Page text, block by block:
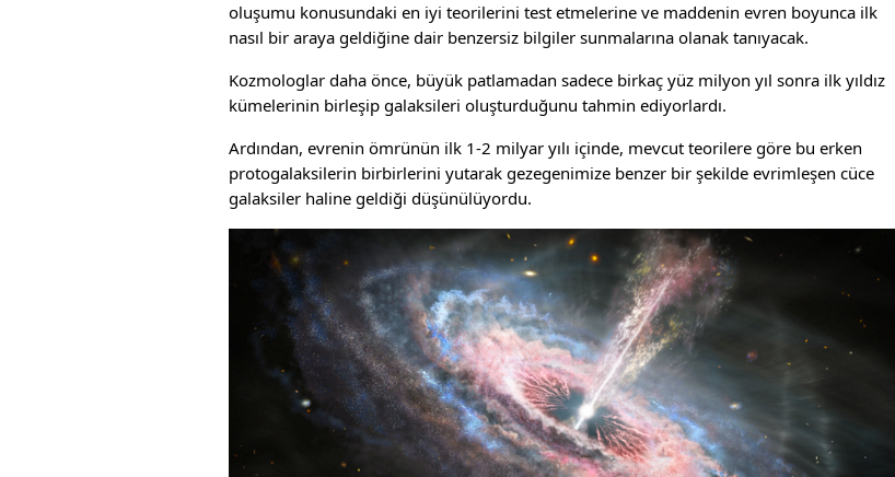
oluşumu konusundaki en iyi teorilerini test etmelerine ve maddenin evren boyunca ilk
nasıl bir araya geldiğine dair benzersiz bilgiler sunmalarına olanak tanıyacak.
Kozmologlar daha önce, büyük patlamadan sadece birkaç yüz milyon yıl sonra ilk yıldız
kümelerinin birleşip galaksileri oluşturduğunu tahmin ediyorlardı.
Ardından, evrenin ömrünün ilk 1-2 milyar yılı içinde, mevcut teorilere göre bu erken
protogalaksilerin birbirlerini yutarak gezegenimize benzer bir şekilde evrimleşen cüce
galaksiler haline geldiği düşünülüyordu.